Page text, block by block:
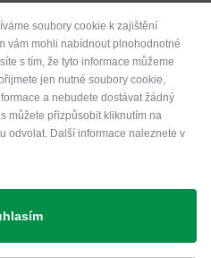
metody
soubory cookie k zajištění
vám mohli nabídnout plnohodnotné
s tím, že tyto informace můžeme
jen nutné soubory cookie,
a nebudete dostávat žádný
můžete přizpůsobit kliknutím na
odvolat. Další informace naleznete v